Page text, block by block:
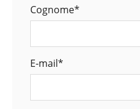
Cognome*
E-mail*